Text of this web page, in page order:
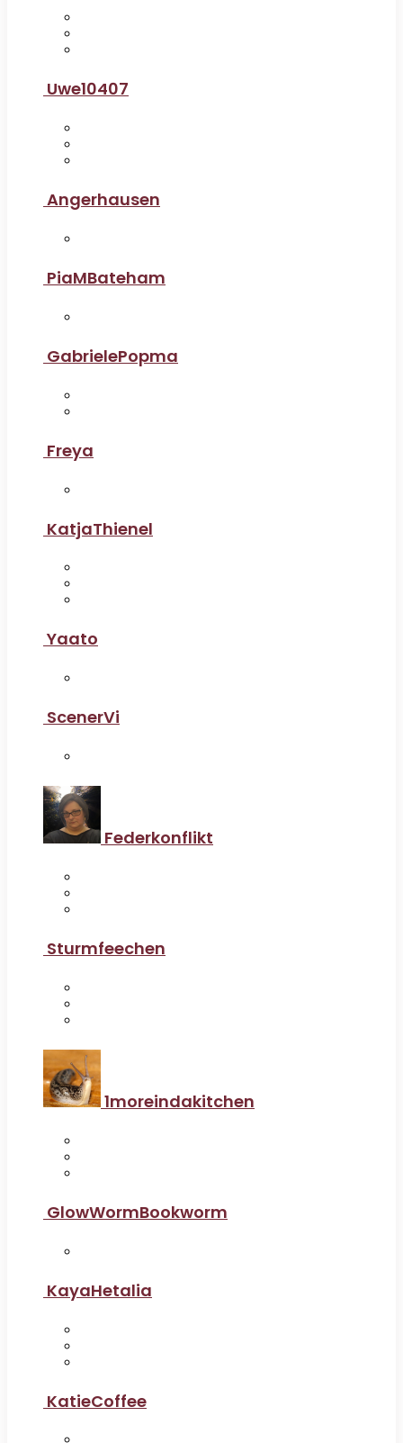
Uwe10407
Angerhausen
PiaMBateham
GabrielePopma
Freya
KatjaThienel
Yaato
ScenerVi
Federkonflikt
Sturmfeechen
1moreindakitchen
GlowWormBookworm
KayaHetalia
KatieCoffee